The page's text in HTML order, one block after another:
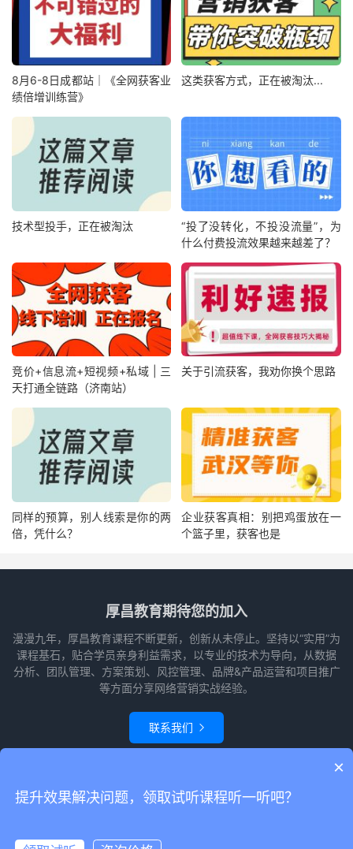
8月6-8日成都站｜《全网获客业
绩倍增训练营》
这类获客方式，正在被淘汰...
技术型投手，正在被淘汰
“投了没转化，不投没流量”，为
什么付费投流效果越来越差了？
竞价+信息流+短视频+私域 | 三
天打通全链路（济南站）
关于引流获客，我劝你换个思路
同样的预算，别人线索是你的两
倍，凭什么？
企业获客真相：别把鸡蛋放在一
个篮子里，获客也是
厚昌教育期待您的加入
漫漫九年，厚昌教育课程不断更新，创新从未停止。坚持以“实用”为
课程基石，贴合学员亲身利益需求，以专业的技术为导向，从数据
分析、团队管理、方案策划、风控管理、品牌&产品运营和项目推广
等方面分享网络营销实战经验。
联系我们 
© 2010-2026赵阳竞价培训-厚昌教育本站主题由themebetter
地图
×
提升效果解决问题，领取试听课程听一听吧？